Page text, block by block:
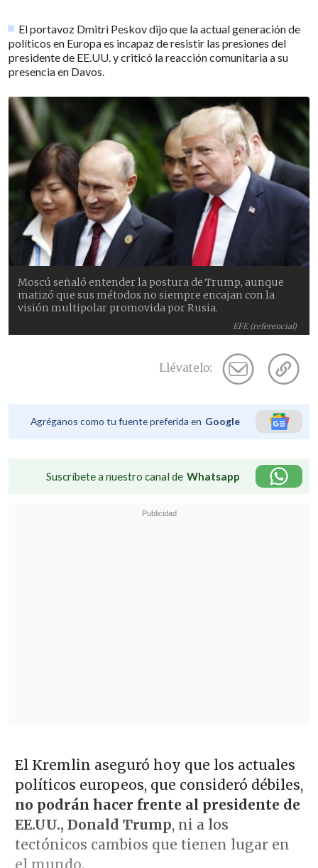
El portavoz Dmitri Peskov dijo que la actual generación de
políticos en Europa es incapaz de resistir las presiones del
presidente de EE.UU. y criticó la reacción comunitaria a su
presencia en Davos.
EFE (referencial)
Moscú señaló entender la postura de Trump, aunque
matizó que sus métodos no siempre encajan con la
visión multipolar promovida por Rusia.
Llévatelo:
Agréganos como tu fuente preferida en Google
Suscríbete a nuestro canal de Whatsapp
El Kremlin aseguró hoy que los actuales
políticos europeos, que consideró débiles,
no podrán hacer frente al presidente de
EE.UU., Donald Trump, ni a los
tectónicos cambios que tienen lugar en
el mundo.